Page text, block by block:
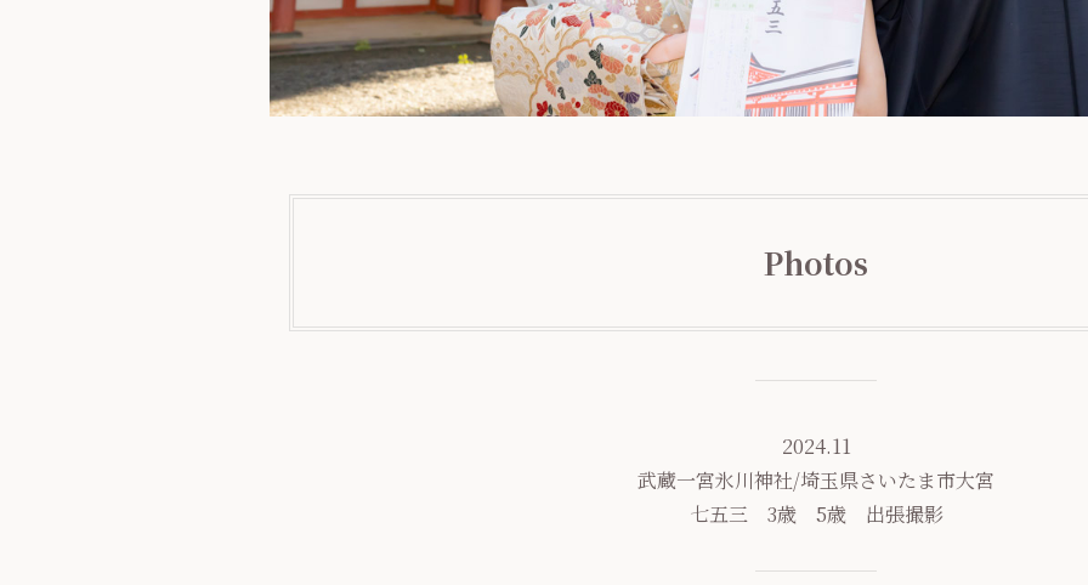
Photos
2024.11
武蔵一宮氷川神社/埼玉県さいたま市大宮
七五三 3歳 5歳 出張撮影